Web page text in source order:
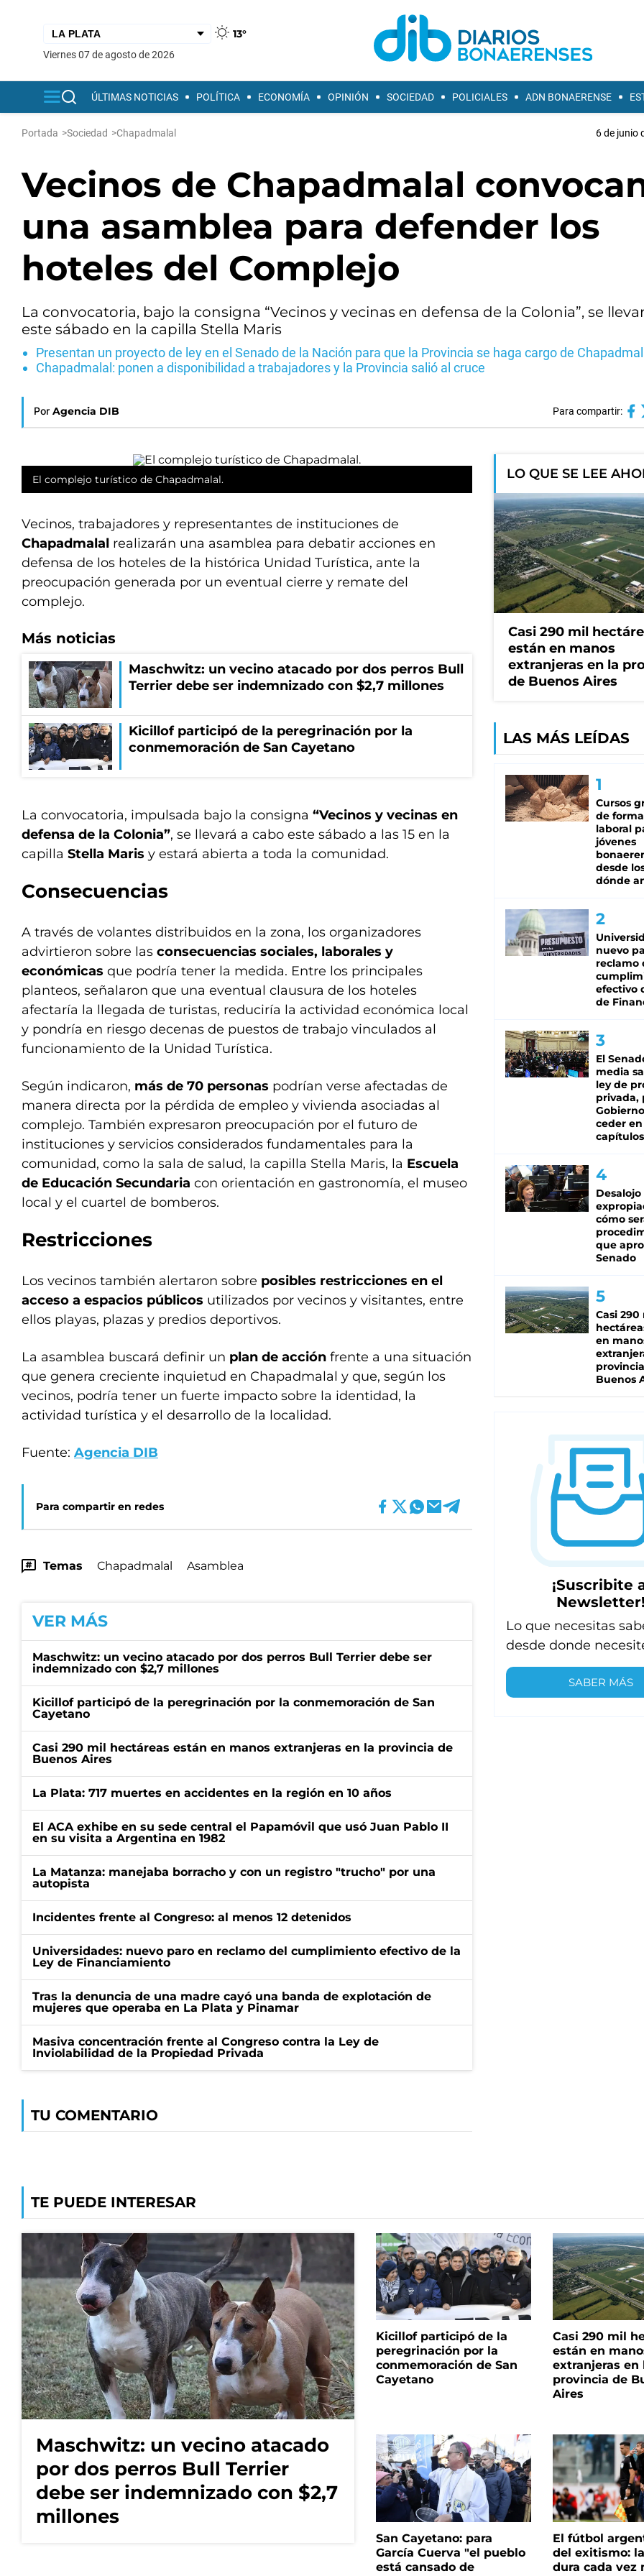
13°
viernes 07 de agosto de 2026
ÚLTIMAS NOTICIAS POLÍTICA ECONOMÍA OPINIÓN SOCIEDAD POLICIALES ADN BONAERENSE
Portada >Sociedad >Chapadmalal 6 de junio
Vecinos de Chapadmalal
una asamblea para defender los
hoteles del Complejo
La convocatoria, bajo la consigna “Vecinos y vecinas en defensa de la Colonia”, se
este sábado en la capilla Stella Maris
Presentan un proyecto de ley en el Senado de la Nación para que la Provincia se haga cargo de
Chapadmalal: ponen a disponibilidad a trabajadores y la Provincia salió al cruce
Por Agencia DIB Para compartir:
El complejo turístico de Chapadmalal.
Vecinos, trabajadores y representantes de instituciones de
Chapadmalal realizarán una asamblea para debatir acciones en
defensa de los hoteles de la histórica Unidad Turística, ante la
preocupación generada por un eventual cierre y remate del
complejo.
Más noticias
Maschwitz: un vecino atacado por dos perros Bull
Terrier debe ser indemnizado con $2,7 millones
Kicillof participó de la peregrinación por la
conmemoración de San Cayetano
La convocatoria, impulsada bajo la consigna “Vecinos y vecinas en
defensa de la Colonia”, se llevará a cabo este sábado a las 15 en la
capilla Stella Maris y estará abierta a toda la comunidad.
Consecuencias
A través de volantes distribuidos en la zona, los organizadores
advirtieron sobre las consecuencias sociales, laborales y
económicas que podría tener la medida. Entre los principales
planteos, señalaron que una eventual clausura de los hoteles
afectaría la llegada de turistas, reduciría la actividad económica local
y pondría en riesgo decenas de puestos de trabajo vinculados al
funcionamiento de la Unidad Turística.
Según indicaron, más de 70 personas podrían verse afectadas de
manera directa por la pérdida de empleo y vivienda asociadas al
complejo. También expresaron preocupación por el futuro de
instituciones y servicios considerados fundamentales para la
comunidad, como la sala de salud, la capilla Stella Maris, la Escuela
de Educación Secundaria con orientación en gastronomía, el museo
local y el cuartel de bomberos.
Restricciones
Los vecinos también alertaron sobre posibles restricciones en el
acceso a espacios públicos utilizados por vecinos y visitantes, entre
ellos playas, plazas y predios deportivos.
La asamblea buscará definir un plan de acción frente a una situación
que genera creciente inquietud en Chapadmalal y que, según los
vecinos, podría tener un fuerte impacto sobre la identidad, la
actividad turística y el desarrollo de la localidad.
Fuente: Agencia DIB
Para compartir en redes
Temas Chapadmalal Asamblea
VER MÁS
Maschwitz: un vecino atacado por dos perros Bull Terrier debe ser
indemnizado con $2,7 millones
Kicillof participó de la peregrinación por la conmemoración de San
Cayetano
Casi 290 mil hectáreas están en manos extranjeras en la provincia de
Buenos Aires
La Plata: 717 muertes en accidentes en la región en 10 años
El ACA exhibe en su sede central el Papamóvil que usó Juan Pablo II
en su visita a Argentina en 1982
La Matanza: manejaba borracho y con un registro "trucho" por una
autopista
Incidentes frente al Congreso: al menos 12 detenidos
Universidades: nuevo paro en reclamo del cumplimiento efectivo de la
Ley de Financiamiento
Tras la denuncia de una madre cayó una banda de explotación de
mujeres que operaba en La Plata y Pinamar
Masiva concentración frente al Congreso contra la Ley de
Inviolabilidad de la Propiedad Privada
TU COMENTARIO
LO QUE SE LEE
Casi 290 mil
están en manos
extranjeras en la
de Buenos Aires
LAS MÁS LEÍDAS
Cursos
de
laboral
jóvenes
desde
dónde
nuevo
reclamo
efectivo
de
El
media
ley de
privada,
ceder
capítulos
cómo
que
Senado
Casi 290
en
Buenos
¡Suscribite
Newsletter!
Lo que necesitas
desde donde
SABER MÁS
TE PUEDE INTERESAR
Maschwitz: un vecino atacado
por dos perros Bull Terrier
debe ser indemnizado con $2,7
millones
Kicillof participó de la
peregrinación por la
conmemoración de San
Cayetano
Casi 290 mil
están en
extranjeras en
provincia de
Aires
San Cayetano: para
García Cuerva "el pueblo
está cansado de
El fútbol
del exitismo:
dura cada vez